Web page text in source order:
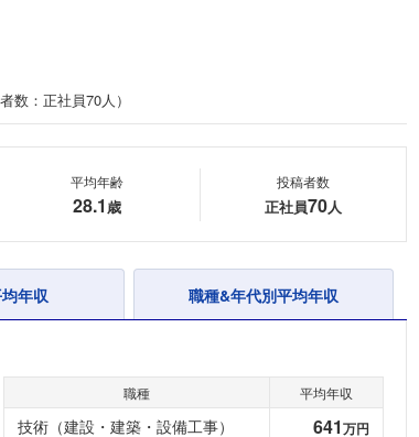
者数：正社員70人）
平均年齢
28.1 歳
投稿者数
正社員70人
年収 職種&年代別平均年収
職種 平均年収
技術（建設・建築・設備工事） 641万円